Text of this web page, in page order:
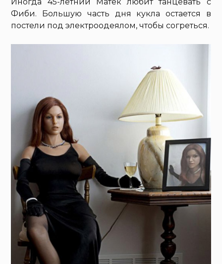
Фиби. Большую часть дня кукла остается в
постели под электроодеялом, чтобы согреться.